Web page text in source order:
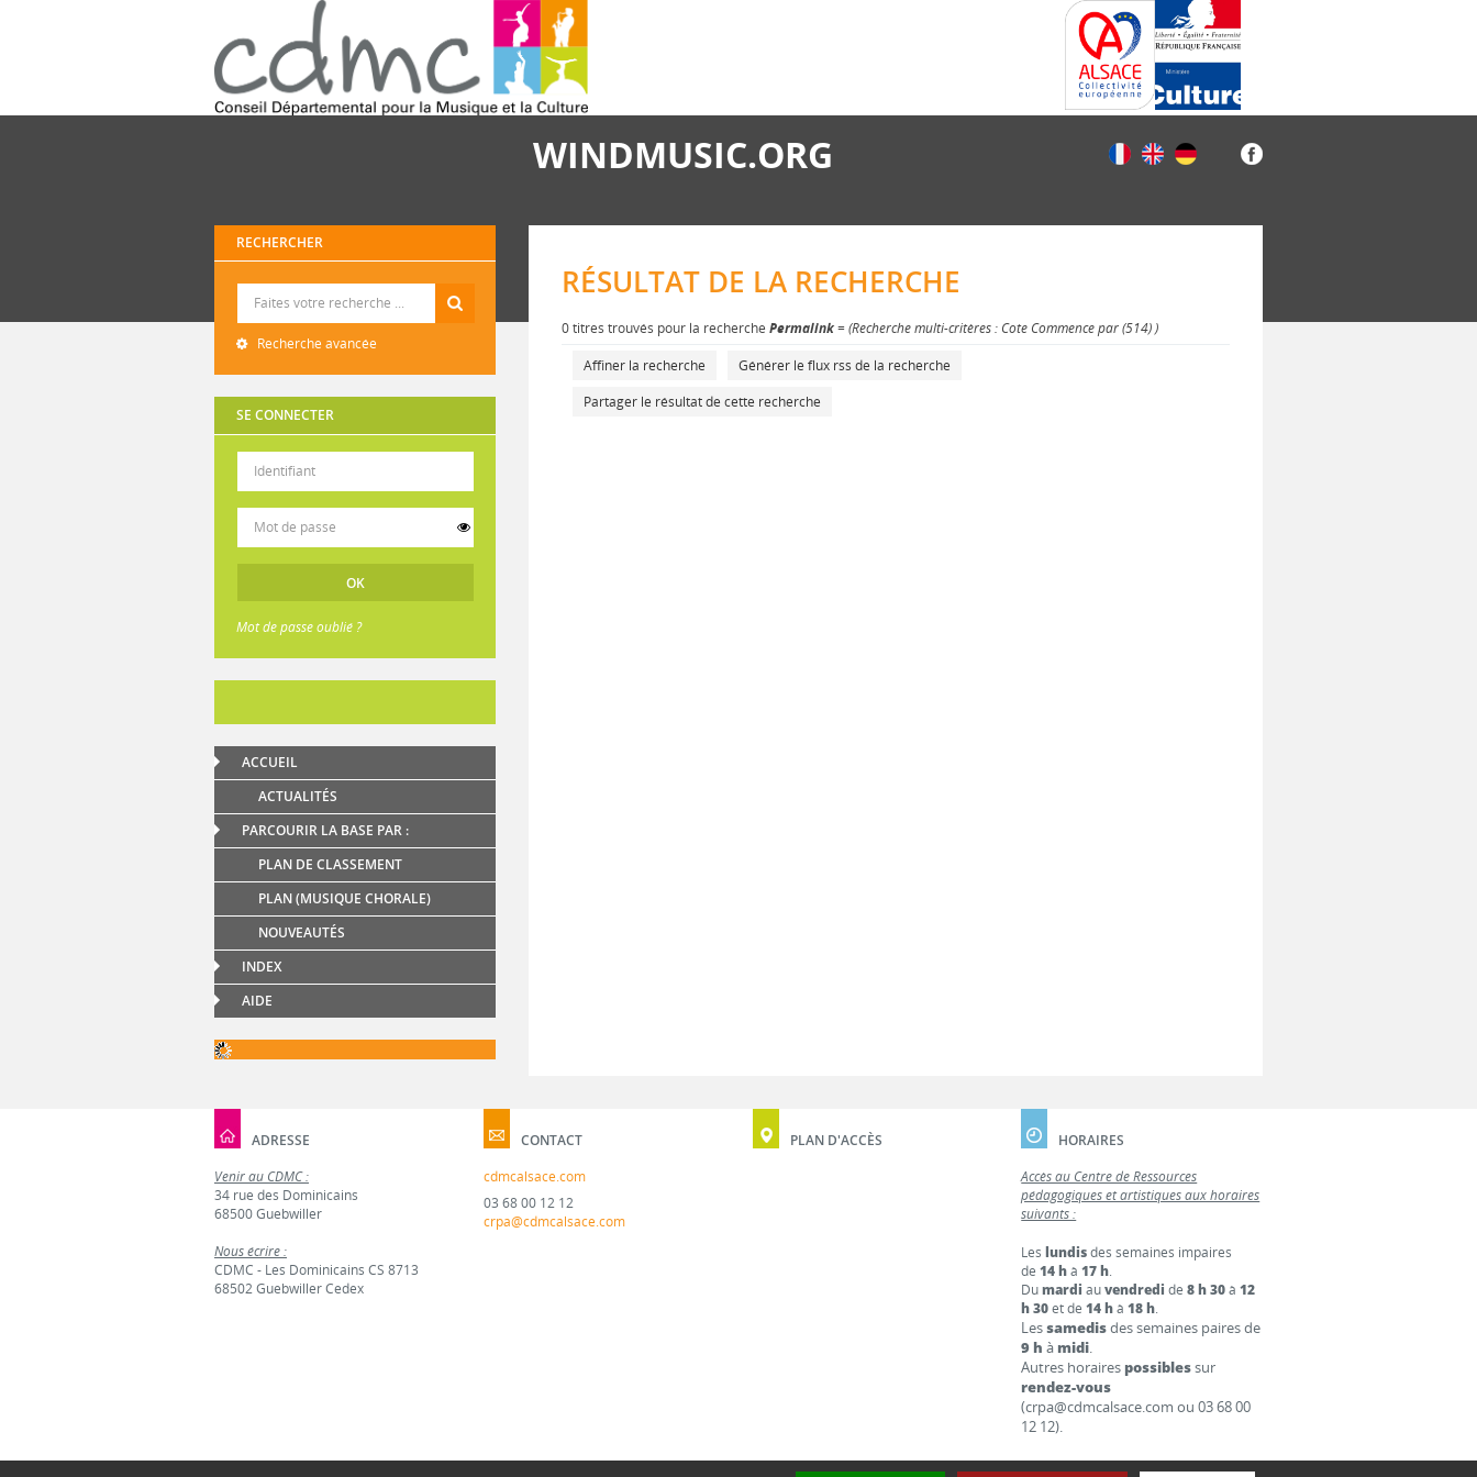
WINDMUSIC.ORG
RECHERCHER
Recherche avancée
SE CONNECTER
Mot de passe oublié ?
ACCUEIL
ACTUALITÉS
PARCOURIR LA BASE PAR :
PLAN DE CLASSEMENT
PLAN (MUSIQUE CHORALE)
NOUVEAUTÉS
INDEX
AIDE
RÉSULTAT DE LA RECHERCHE
0 titres trouvés pour la recherche Permalink= (Recherche multi-critères : Cote Commence par (514) )
Affiner la recherche
Générer le flux rss de la recherche
Partager le résultat de cette recherche
ADRESSE
Venir au CDMC :
34 rue des Dominicains
68500 Guebwiller
Nous écrire :
CDMC - Les Dominicains CS 8713
68502 Guebwiller Cedex
CONTACT
cdmcalsace.com
03 68 00 12 12
crpa@cdmcalsace.com
PLAN D'ACCÈS
HORAIRES
Accès au Centre de Ressources
pédagogiques et artistiques aux horaires
suivants :
Leslundisdes semaines impaires
de14 hà17 h.
Dumardi auvendredi de8 h 30à12
h 30et de14 hà18 h.
Lessamedisdes semaines paires de
9 h à midi.
Autres horaires possiblessur
rendez-vous
(crpa@cdmcalsace.com ou 03 68 00
12 12).